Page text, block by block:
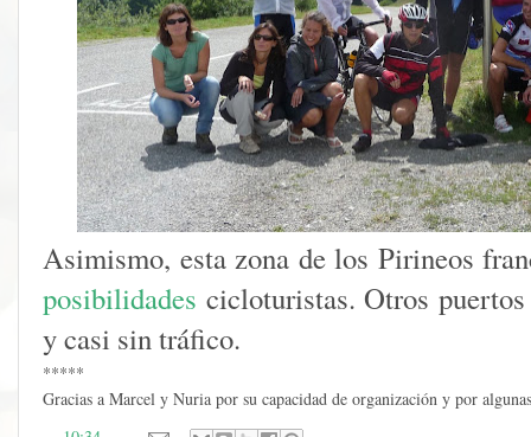
Asimismo, esta zona de los Pirineos
posibilidades cicloturistas. Otros
y casi sin tráfico.
*****
Gracias a Marcel y Nuria por su capacidad de organización y por